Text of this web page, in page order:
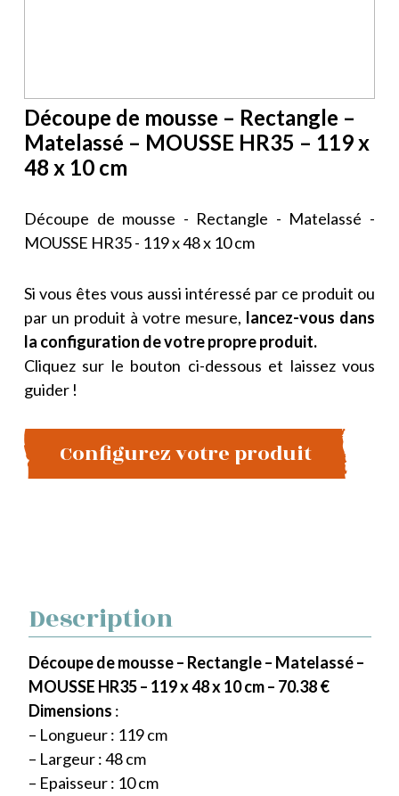
Découpe de mousse – Rectangle –
Matelassé – MOUSSE HR35 – 119 x
48 x 10 cm
Découpe de mousse - Rectangle - Matelassé -
MOUSSE HR35 - 119 x 48 x 10 cm
Si vous êtes vous aussi intéressé par ce produit ou
par un produit à votre mesure, lancez-vous dans
la configuration de votre propre produit.
Cliquez sur le bouton ci-dessous et laissez vous
guider !
Configurez votre produit
Description
Découpe de mousse – Rectangle – Matelassé –
MOUSSE HR35 – 119 x 48 x 10 cm – 70.38 €
Dimensions :
– Longueur : 119 cm
– Largeur : 48 cm
– Epaisseur : 10 cm